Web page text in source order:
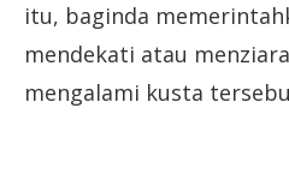
itu, baginda
mendekati atau
mengalami kusta